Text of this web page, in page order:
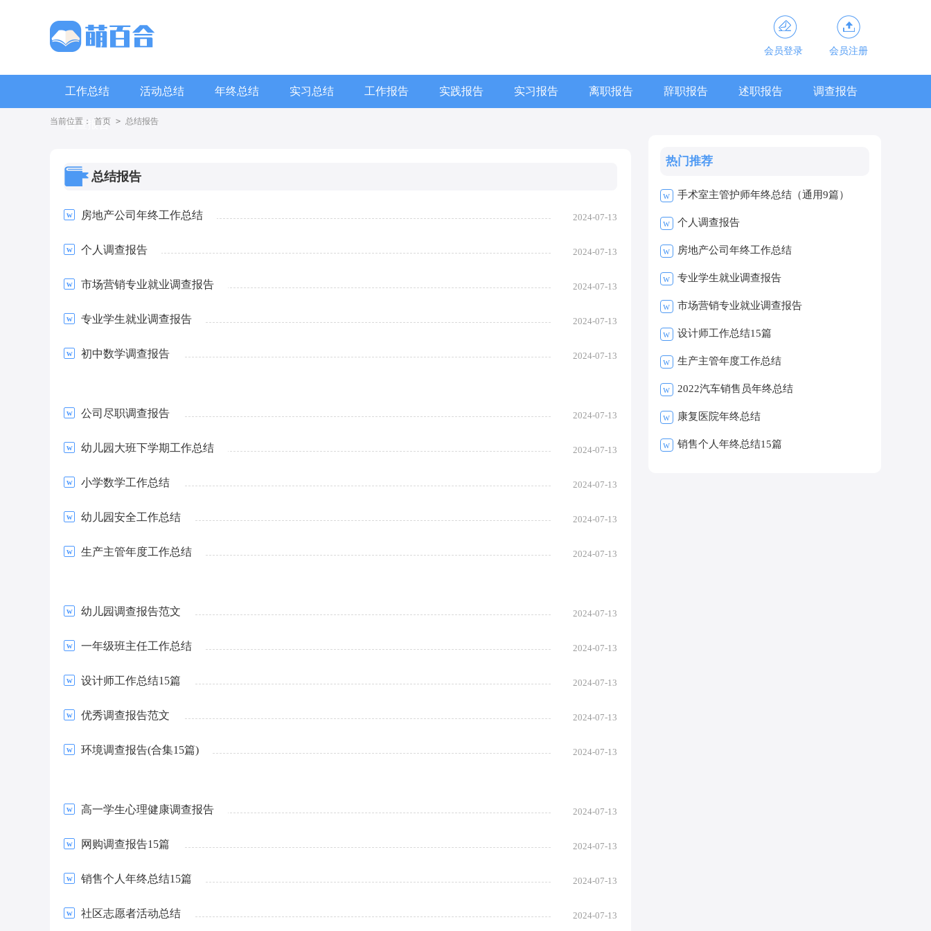
会员登录 会员注册
工作总结 活动总结 年终总结 实习总结 工作报告 实践报告 实习报告 离职报告 辞职报告 述职报告 调查报告
自查报告
当前位置： 首页 > 总结报告
总结报告
房地产公司年终工作总结 2024-07-13
个人调查报告 2024-07-13
市场营销专业就业调查报告 2024-07-13
专业学生就业调查报告 2024-07-13
初中数学调查报告 2024-07-13
公司尽职调查报告 2024-07-13
幼儿园大班下学期工作总结 2024-07-13
小学数学工作总结 2024-07-13
幼儿园安全工作总结 2024-07-13
生产主管年度工作总结 2024-07-13
幼儿园调查报告范文 2024-07-13
一年级班主任工作总结 2024-07-13
设计师工作总结15篇 2024-07-13
优秀调查报告范文 2024-07-13
环境调查报告(合集15篇) 2024-07-13
高一学生心理健康调查报告 2024-07-13
网购调查报告15篇 2024-07-13
销售个人年终总结15篇 2024-07-13
社区志愿者活动总结 2024-07-13
热门推荐
w 手术室主管护师年终总结（通用9篇）
w 个人调查报告
w 房地产公司年终工作总结
w 专业学生就业调查报告
w 市场营销专业就业调查报告
w 设计师工作总结15篇
w 生产主管年度工作总结
w 2022汽车销售员年终总结
w 康复医院年终总结
w 销售个人年终总结15篇